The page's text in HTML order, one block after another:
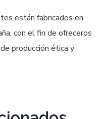
están fabricados en
con el fin de ofreceros
producción ética y